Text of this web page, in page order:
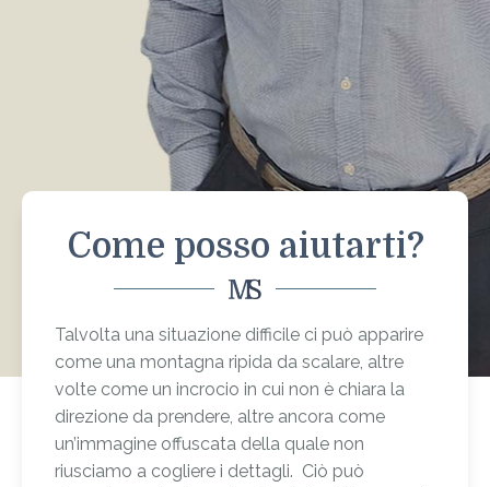
Come posso aiutarti?
Talvolta una situazione difficile ci può apparire
come una montagna ripida da scalare, altre
volte come un incrocio in cui non è chiara la
direzione da prendere, altre ancora come
un’immagine offuscata della quale non
riusciamo a cogliere i dettagli. Ciò può